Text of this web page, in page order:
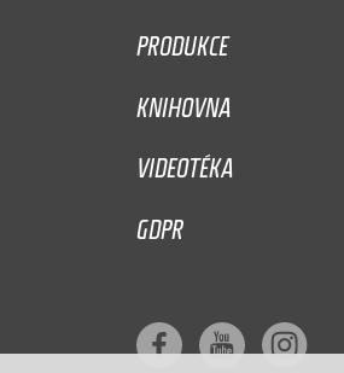
PRODUKCE
KNIHOVNA
VIDEOTÉKA
GDPR